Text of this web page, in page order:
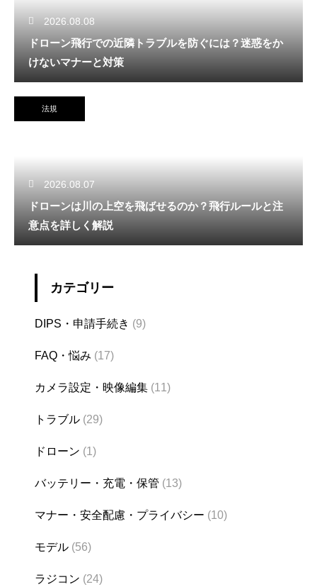
2026.08.08
ドローン飛行での近隣トラブルを防ぐには？迷惑をか
けないマナーと対策
法規
2026.08.07
ドローンは川の上空を飛ばせるのか？飛行ルールと注
意点を詳しく解説
カテゴリー
DIPS・申請手続き (9)
FAQ・悩み (17)
カメラ設定・映像編集 (11)
トラブル (29)
ドローン (1)
バッテリー・充電・保管 (13)
マナー・安全配慮・プライバシー (10)
モデル (56)
ラジコン (24)